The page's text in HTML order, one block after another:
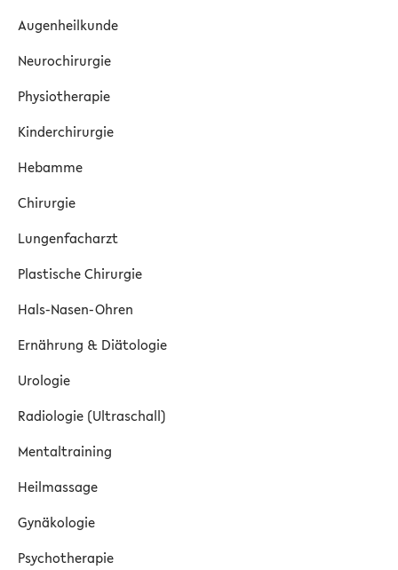
Augenheilkunde
Neurochirurgie
Physiotherapie
Kinderchirurgie
Hebamme
Chirurgie
Lungenfacharzt
Plastische Chirurgie
Hals-Nasen-Ohren
Ernährung & Diätologie
Urologie
Radiologie (Ultraschall)
Mentaltraining
Heilmassage
Gynäkologie
Psychotherapie